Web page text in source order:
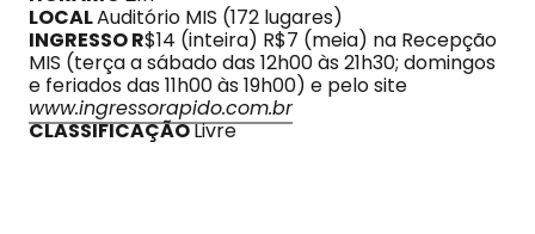
LOCALAuditório MIS (172 lugares)
INGRESSO R$14 (inteira) R$7 (meia) na Recepção
MIS (terça a sábado das 12h00 às 21h30; domingos
e feriados das 11h00 às 19h00) e pelo site
www.ingressorapido.com.br
CLASSIFICAÇÃOLivre